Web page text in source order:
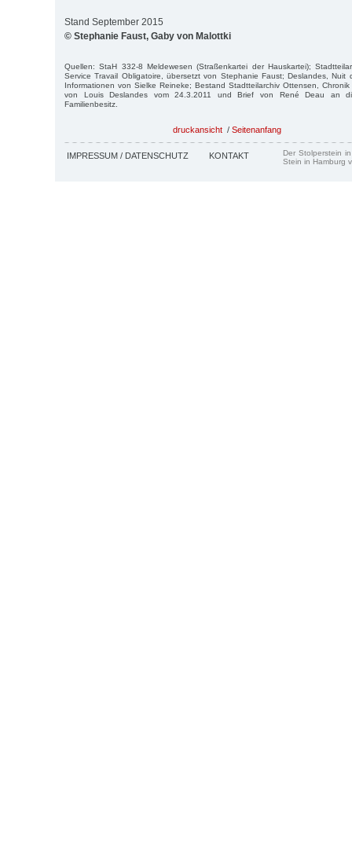
Stand September 2015
© Stephanie Faust, Gaby von Malottki
Quellen: StaH 332-8 Meldewesen (Straßenkartei der Hauskartei);
Service Travail Obligatoire, übersetzt von Stephanie Faust; Deslandes, Nuit
Informationen von Sielke Reineke; Bestand Stadtteilarchiv Ottensen,
von Louis Deslandes vom 24.3.2011 und Brief von René Deau an
Familienbesitz.
druckansicht / Seitenanfang
IMPRESSUM / DATENSCHUTZ KONTAKT
Der Stolperstein
Stein in Hamburg